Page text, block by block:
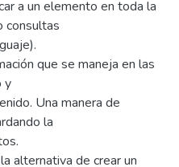
a un elemento en toda la
consultas
que se maneja en las
y
Una manera de
la
alternativa de crear un